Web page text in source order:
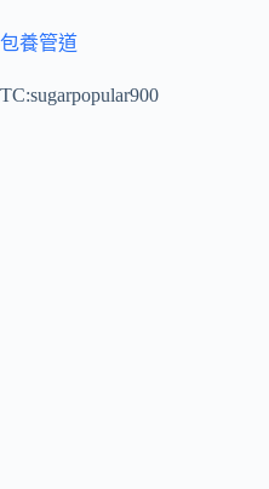
包養管道
TC:sugarpopular900